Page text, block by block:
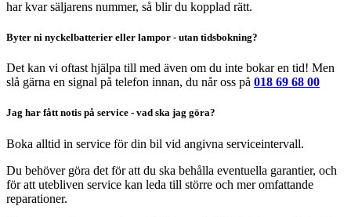
har kvar säljarens nummer, så blir du kopplad rätt.
Byter ni nyckelbatterier eller lampor - utan tidsbokning?
Det kan vi oftast hjälpa till med även om du inte bokar en tid! Men
slå gärna en signal på telefon innan, du når oss på 018 69 68 00
Jag har fått notis på service - vad ska jag göra?
Boka alltid in service för din bil vid angivna serviceintervall.
Du behöver göra det för att du ska behålla eventuella garantier, och
för att utebliven service kan leda till större och mer omfattande
reparationer.